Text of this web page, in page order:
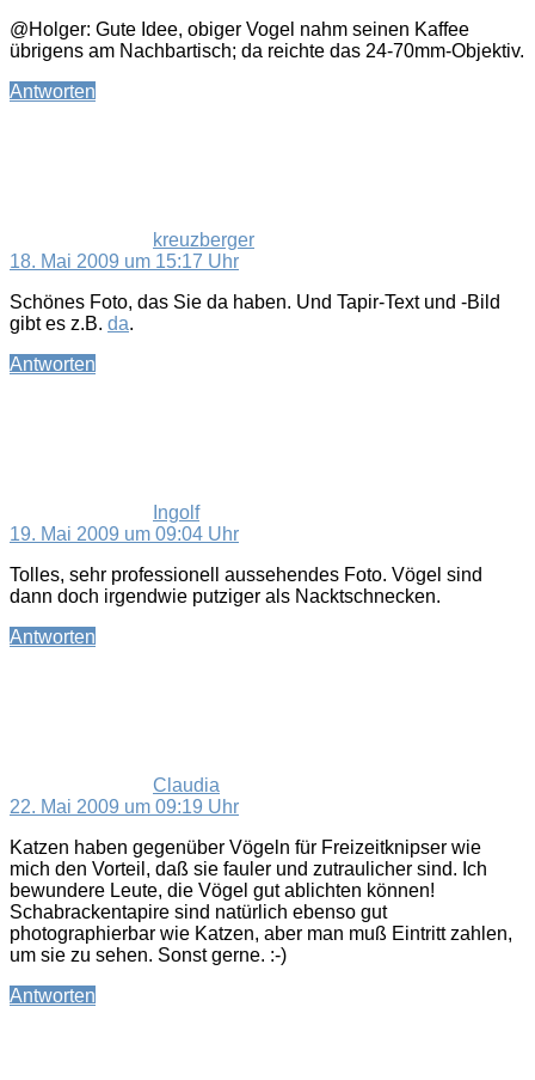
@Holger: Gute Idee, obiger Vogel nahm seinen Kaffee
übrigens am Nachbartisch; da reichte das 24-70mm-Objektiv.
Antworten
kreuzberger
18. Mai 2009 um 15:17 Uhr
Schönes Foto, das Sie da haben. Und Tapir-Text und -Bild
gibt es z.B. da.
Antworten
Ingolf
19. Mai 2009 um 09:04 Uhr
Tolles, sehr professionell aussehendes Foto. Vögel sind
dann doch irgendwie putziger als Nacktschnecken.
Antworten
Claudia
22. Mai 2009 um 09:19 Uhr
Katzen haben gegenüber Vögeln für Freizeitknipser wie
mich den Vorteil, daß sie fauler und zutraulicher sind. Ich
bewundere Leute, die Vögel gut ablichten können!
Schabrackentapire sind natürlich ebenso gut
photographierbar wie Katzen, aber man muß Eintritt zahlen,
um sie zu sehen. Sonst gerne. :-)
Antworten